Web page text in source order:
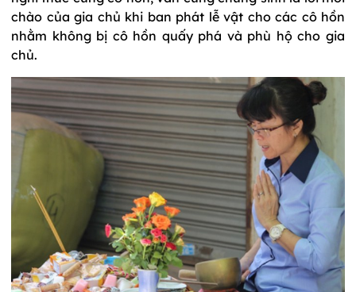
chào của gia chủ khi ban phát lễ vật cho các cô hồn
nhằm không bị cô hồn quấy phá và phù hộ cho gia
chủ.